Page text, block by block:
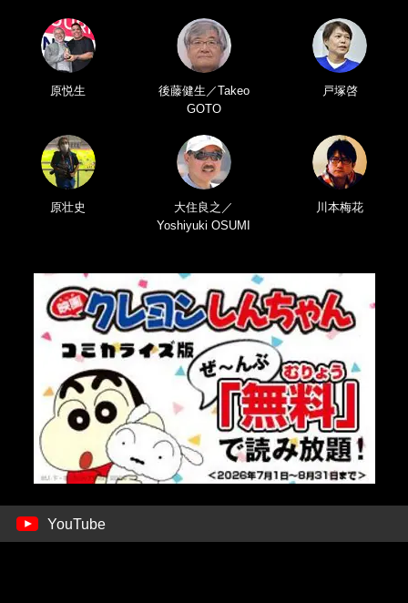
原悦生
後藤健生／Takeo
GOTO
戸塚啓
原壮史
大住良之／
Yoshiyuki OSUMI
川本梅花
YouTube